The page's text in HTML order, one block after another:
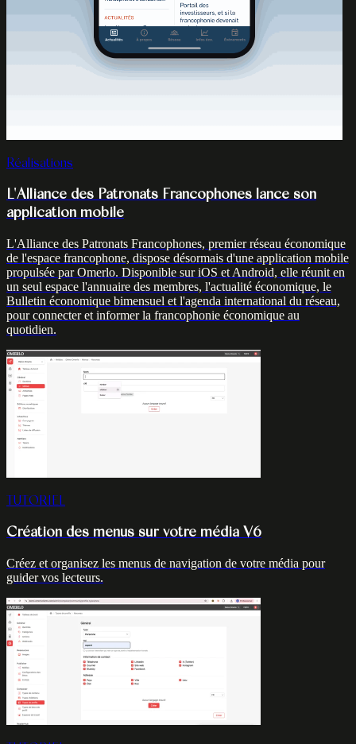
Réalisations
L'Alliance des Patronats Francophones lance son
application mobile
L'Alliance des Patronats Francophones, premier réseau économique
de l'espace francophone, dispose désormais d'une application mobile
propulsée par Omerlo. Disponible sur iOS et Android, elle réunit en
un seul espace l'annuaire des membres, l'actualité économique, le
Bulletin économique bimensuel et l'agenda international du réseau,
pour connecter et informer la francophonie économique au
quotidien.
TUTORIEL
Création des menus sur votre média V6
Créez et organisez les menus de navigation de votre média pour
guider vos lecteurs.